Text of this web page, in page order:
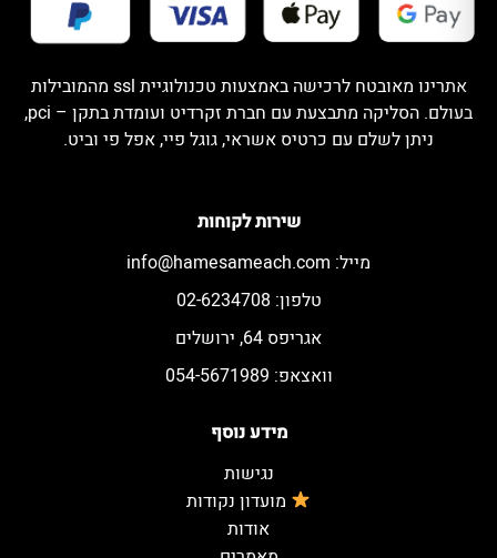
מידע נוסף
נגישות
מועדון נקודות
אודות
שירות לקוחות
מייל: info@hamesameach.com
טלפון: 02-6234708
אגריפס 64, ירושלים
וואצאפ: 054-5671989
אתרינו מאובטח לרכישה באמצעות טכנולוגיית ssl מהמובילות
בעולם. הסליקה מתבצעת עם חברת זקרדיט ועומדת בתקן – pci,
ניתן לשלם עם כרטיס אשראי, גוגל פיי, אפל פי וביט.